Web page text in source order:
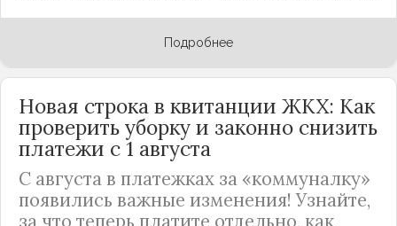
Подробнее
Новая строка в квитанции ЖКХ: Как
проверить уборку и законно снизить
платежи с 1 августа
С августа в платежках за «коммуналку»
появились важные изменения! Узнайте,
за что теперь платите отдельно, как